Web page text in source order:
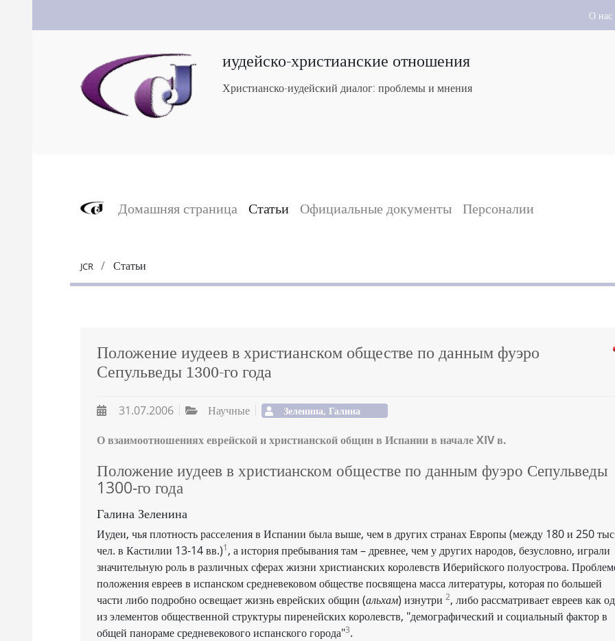
О нас
иудейско-христианские отношения
Христианско-иудейский диалог: проблемы и мнения
Домашняя страница Статьи Официальные документы Персоналии
JCR Статьи
Положение иудеев в христианском обществе по данным фуэро
Сепульведы 1300-го года
31.07.2006 Научные Зеленина, Галина
О взаимоотношениях еврейской и христианской общин в Испании в начале XIV в.
Положение иудеев в христианском обществе по данным фуэро Сепульведы
1300-го года
Галина Зеленина
Иудеи, чья плотность расселения в Испании была выше, чем в других странах Европы (между 180 и 250
чел. в Кастилии 13-14 вв.)1, а история пребывания там – древнее, чем у других народов, безусловно, играли
значительную роль в различных сферах жизни христианских королевств Иберийского полуострова.
положения евреев в испанском средневековом обществе посвящена масса литературы, которая по большей
части либо подробно освещает жизнь еврейских общин (альхам) изнутри 2, либо рассматривает евреев как
из элементов общественной структуры пиренейских королевств, "демографический и социальный фактор в
общей панораме средневекового испанского города"3.